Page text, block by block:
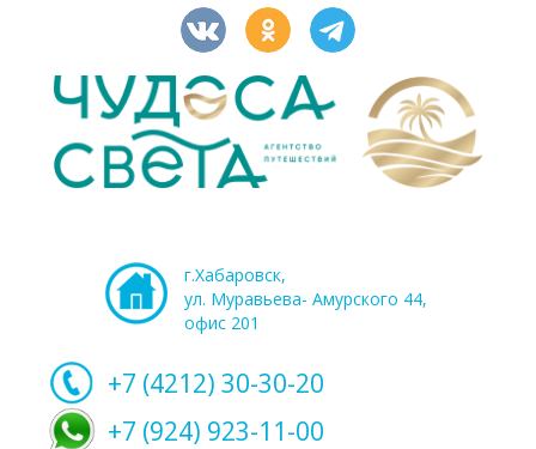
г.Хабаровск,
ул. Муравьева- Амурского 44,
офис 201
+7 (4212) 30-30-20
+7 (924) 923-11-00